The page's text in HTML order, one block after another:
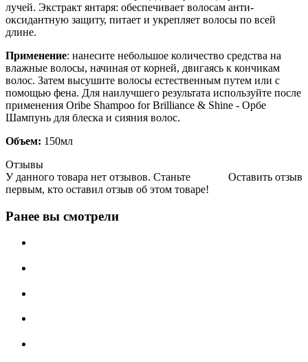
лучей. Экстракт янтаря: обеспечивает волосам анти-
оксидантную защиту, питает и укрепляет волосы по всей
длине.
Применение: нанесите небольшое количество средства на
влажные волосы, начиная от корней, двигаясь к кончикам
волос. Затем высушите волосы естественным путем или с
помощью фена. Для наилучшего результата используйте после
применения Оribe Shampoo for Brilliance & Shine - Орбе
Шампунь для блеска и сияния волос.
Объем: 150мл
Отзывы
Оставить отзыв
У данного товара нет отзывов. Станьте
первым, кто оставил отзыв об этом товаре!
Ранее вы смотрели